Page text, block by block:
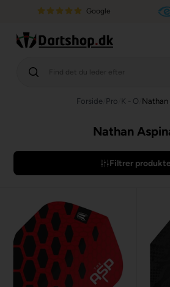
Google
Forside Pro K - O Nathan
Nathan
Filtrer